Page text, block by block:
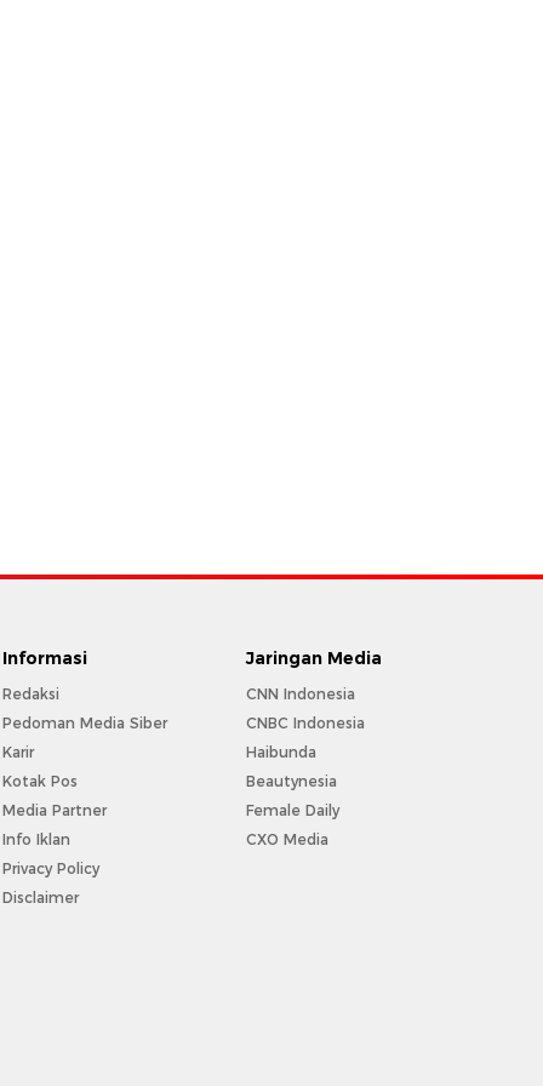
Informasi
Redaksi
Pedoman Media Siber
Karir
Kotak Pos
Media Partner
Info Iklan
Privacy Policy
Disclaimer
Jaringan Media
CNN Indonesia
CNBC Indonesia
Haibunda
Beautynesia
Female Daily
CXO Media